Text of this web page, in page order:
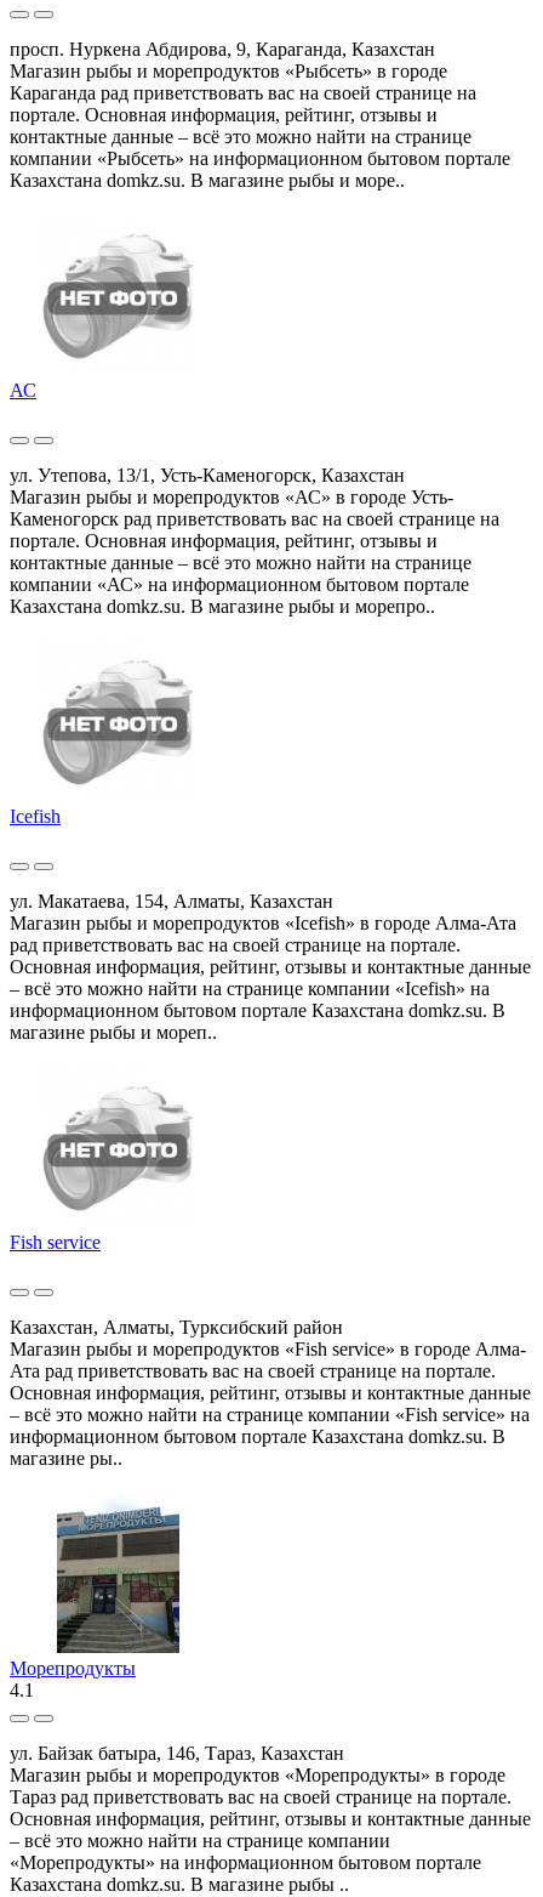
просп. Нуркена Абдирова, 9, Караганда, Казахстан
Магазин рыбы и морепродуктов «Рыбсеть» в городе
Караганда рад приветствовать вас на своей странице на
портале. Основная информация, рейтинг, отзывы и
контактные данные – всё это можно найти на странице
компании «Рыбсеть» на информационном бытовом портале
Казахстана domkz.su. В магазине рыбы и море..
АС
ул. Утепова, 13/1, Усть-Каменогорск, Казахстан
Магазин рыбы и морепродуктов «АС» в городе Усть-
Каменогорск рад приветствовать вас на своей странице на
портале. Основная информация, рейтинг, отзывы и
контактные данные – всё это можно найти на странице
компании «АС» на информационном бытовом портале
Казахстана domkz.su. В магазине рыбы и морепро..
Icefish
ул. Макатаева, 154, Алматы, Казахстан
Магазин рыбы и морепродуктов «Icefish» в городе Алма-Ата
рад приветствовать вас на своей странице на портале.
Основная информация, рейтинг, отзывы и контактные данные
– всё это можно найти на странице компании «Icefish» на
информационном бытовом портале Казахстана domkz.su. В
магазине рыбы и мореп..
Fish service
Казахстан, Алматы, Турксибский район
Магазин рыбы и морепродуктов «Fish service» в городе Алма-
Ата рад приветствовать вас на своей странице на портале.
Основная информация, рейтинг, отзывы и контактные данные
– всё это можно найти на странице компании «Fish service» на
информационном бытовом портале Казахстана domkz.su. В
магазине ры..
Морепродукты
4.1
ул. Байзак батыра, 146, Тараз, Казахстан
Магазин рыбы и морепродуктов «Морепродукты» в городе
Тараз рад приветствовать вас на своей странице на портале.
Основная информация, рейтинг, отзывы и контактные данные
– всё это можно найти на странице компании
«Морепродукты» на информационном бытовом портале
Казахстана domkz.su. В магазине рыбы ..